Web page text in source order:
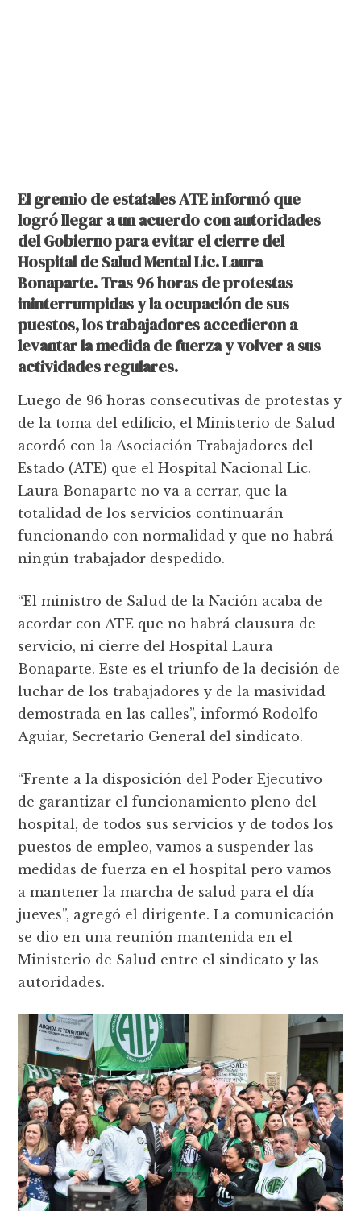
El gremio de estatales ATE informó que
logró llegar a un acuerdo con autoridades
del Gobierno para evitar el cierre del
Hospital de Salud Mental Lic. Laura
Bonaparte. Tras 96 horas de protestas
ininterrumpidas y la ocupación de sus
puestos, los trabajadores accedieron a
levantar la medida de fuerza y volver a sus
actividades regulares.
Luego de 96 horas consecutivas de protestas y
de la toma del edificio, el Ministerio de Salud
acordó con la Asociación Trabajadores del
Estado (ATE) que el Hospital Nacional Lic.
Laura Bonaparte no va a cerrar, que la
totalidad de los servicios continuarán
funcionando con normalidad y que no habrá
ningún trabajador despedido.
“El ministro de Salud de la Nación acaba de
acordar con ATE que no habrá clausura de
servicio, ni cierre del Hospital Laura
Bonaparte. Este es el triunfo de la decisión de
luchar de los trabajadores y de la masividad
demostrada en las calles”, informó Rodolfo
Aguiar, Secretario General del sindicato.
“Frente a la disposición del Poder Ejecutivo
de garantizar el funcionamiento pleno del
hospital, de todos sus servicios y de todos los
puestos de empleo, vamos a suspender las
medidas de fuerza en el hospital pero vamos
a mantener la marcha de salud para el día
jueves”, agregó el dirigente. La comunicación
se dio en una reunión mantenida en el
Ministerio de Salud entre el sindicato y las
autoridades.